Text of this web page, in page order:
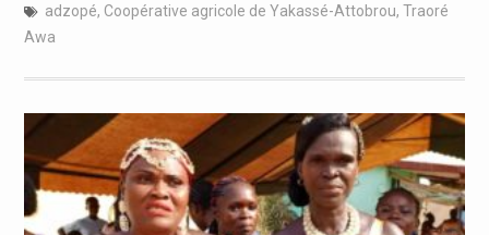
adzopé, Coopérative agricole de Yakassé-Attobrou, Traoré
Awa